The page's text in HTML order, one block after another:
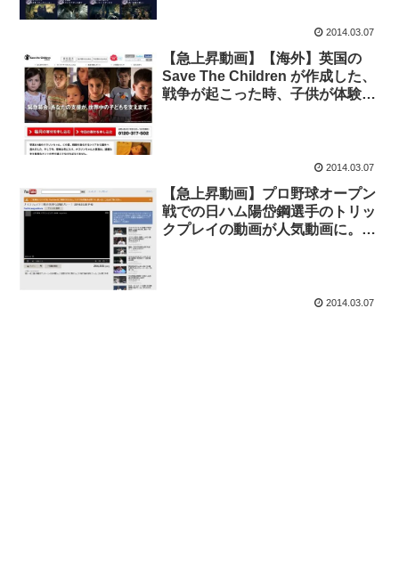
2014.03.07
【急上昇動画】【海外】英国の
Save The Children が作成した、
戦争が起こった時、子供が体験す
2014.03.07
【急上昇動画】プロ野球オープン
戦での日ハム陽岱鋼選手のトリッ
クプレイの動画が人気動画に。巨
2014.03.07